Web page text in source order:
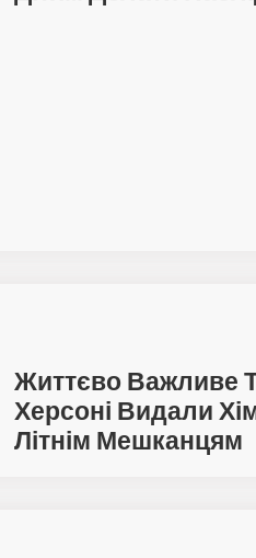
Життєво Важливе
Херсоні Видали
Літнім Мешканцям